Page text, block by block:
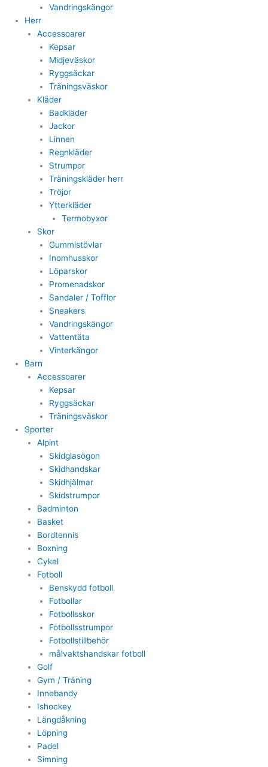
Vandringskängor
Herr
Accessoarer
Kepsar
Midjeväskor
Ryggsäckar
Träningsväskor
Kläder
Badkläder
Jackor
Linnen
Regnkläder
Strumpor
Träningskläder herr
Tröjor
Ytterkläder
Termobyxor
Skor
Gummistövlar
Inomhusskor
Löparskor
Promenadskor
Sandaler / Tofflor
Sneakers
Vandringskängor
Vattentäta
Vinterkängor
Barn
Accessoarer
Kepsar
Ryggsäckar
Träningsväskor
Sporter
Alpint
Skidglasögon
Skidhandskar
Skidhjälmar
Skidstrumpor
Badminton
Basket
Bordtennis
Boxning
Cykel
Fotboll
Benskydd fotboll
Fotbollar
Fotbollsskor
Fotbollsstrumpor
Fotbollstillbehör
målvaktshandskar fotboll
Golf
Gym / Träning
Innebandy
Ishockey
Längdåkning
Löpning
Padel
Simning